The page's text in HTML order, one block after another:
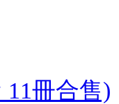
冊合售)